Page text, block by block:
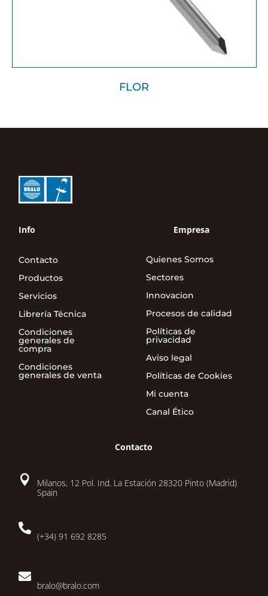
FLOR
Info
Contacto
Productos
Servicios
Librería Técnica
Condiciones
generales de
compra
Condiciones
generales de venta
Empresa
Quienes Somos
Sectores
Innovacion
Procesos de calidad
Políticas de
privacidad
Aviso legal
Políticas de Cookies
Mi cuenta
Canal Ético
Contacto

Milanos, 12 Pol. Ind. La Estación 28320 Pinto (Madrid)
Spain

(+34) 91 692 8285

bralo@bralo.com